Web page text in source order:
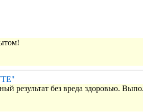
результат без вреда здоровью.